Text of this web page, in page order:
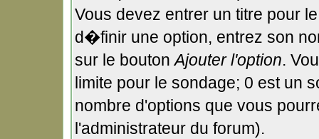
Vous devez entrer un titre pour
d�finir une option, entrez son
sur le boutonAjouter l'option.
limite pour le sondage; 0 est un
nombre d'options que vous
l'administrateur du forum).